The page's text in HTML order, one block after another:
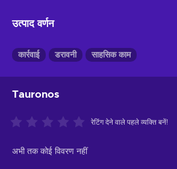
उत्पाद वर्णन
कार्रवाई डरावनी साहसिक काम
Tauronos
रेटिंग देने वाले पहले व्यक्ति बनें!
अभी तक कोई विवरण नहीं